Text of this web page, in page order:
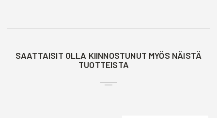
SAATTAISIT OLLA KIINNOSTUNUT MYÖS NÄISTÄ
TUOTTEISTA